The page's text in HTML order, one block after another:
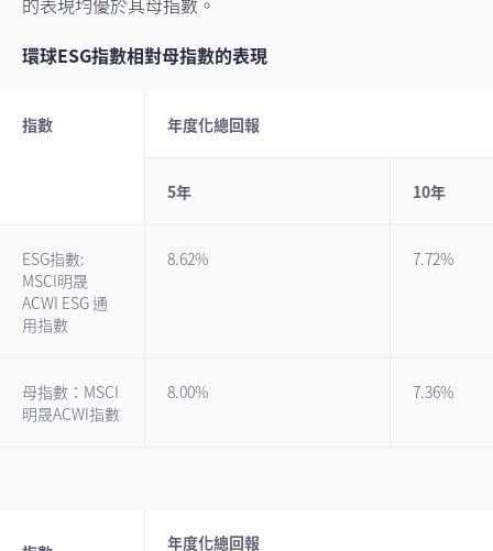
環球ESG指數相對母指數的表現
指數 年度化總回報
5年 10年
ESG指數:
MSCI明晟
ACWI ESG 通
用指數
8.62% 7.72%
母指數：MSCI
明晟ACWI指數
8.00% 7.36%
年度化總回報